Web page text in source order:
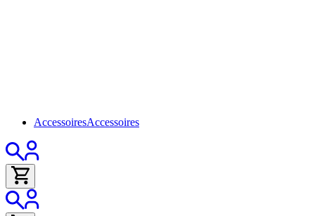
AccessoiresAccessoires